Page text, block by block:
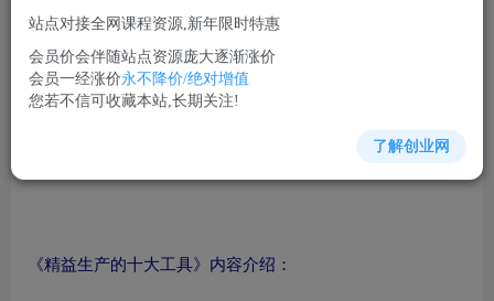
立即购买
您当前未登录！建议登陆后购买，可保存购买订单
《精益生产的十大工具》内容介绍：
站点对接全网课程资源,新年限时特惠
会员价会伴随站点资源庞大逐渐涨价
会员一经涨价永不降价/绝对增值
您若不信可收藏本站,长期关注!
了解创业网